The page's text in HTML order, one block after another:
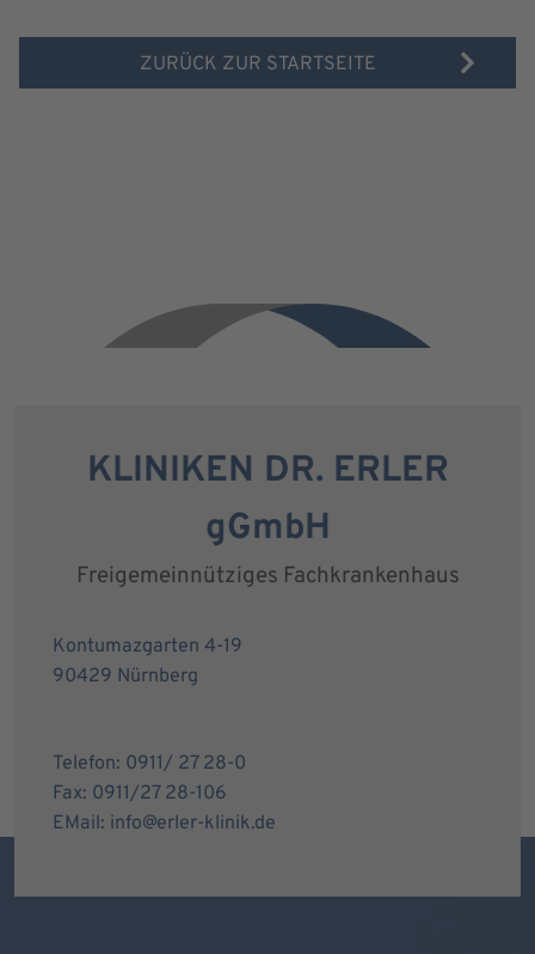
ZURÜCK ZUR STARTSEITE
KLINIKEN DR. ERLER
gGmbH
Freigemeinnütziges Fachkrankenhaus
Kontumazgarten 4-19
90429 Nürnberg
Telefon: 0911/ 27 28-0
Fax: 0911/27 28-106
EMail: info@erler-klinik.de